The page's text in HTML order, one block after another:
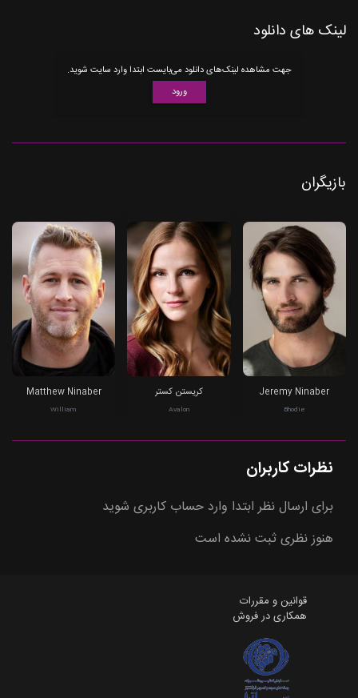
لینک های دانلود
جهت مشاهده لینک‌های دانلود می‌بایست ابتدا وارد سایت شوید.
ورود
بازیگران
Jeremy Ninaber
Bhodie
کریستن کستر
Avalon
Matthew Ninaber
William
نظرات کاربران
برای ارسال نظر ابتدا وارد حساب کاربری شوید
هنوز نظری ثبت نشده است
قوانین و مقررات
همکاری در فروش